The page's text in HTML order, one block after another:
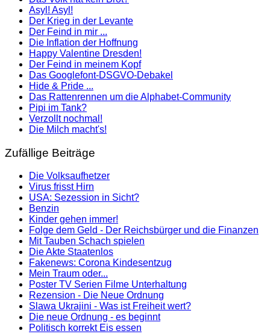
Asyl! Asyl!
Der Krieg in der Levante
Der Feind in mir ...
Die Inflation der Hoffnung
Happy Valentine Dresden!
Der Feind in meinem Kopf
Das Googlefont-DSGVO-Debakel
Hide & Pride ...
Das Rattenrennen um die Alphabet-Community
Pipi im Tank?
Verzollt nochmal!
Die Milch macht's!
Zufällige Beiträge
Die Volksaufhetzer
Virus frisst Hirn
USA: Sezession in Sicht?
Benzin
Kinder gehen immer!
Folge dem Geld - Der Reichsbürger und die Finanzen
Mit Tauben Schach spielen
Die Akte Staatenlos
Fakenews: Corona Kindesentzug
Mein Traum oder...
Poster TV Serien Filme Unterhaltung
Rezension - Die Neue Ordnung
Slawa Ukrajini - Was ist Freiheit wert?
Die neue Ordnung - es beginnt
Politisch korrekt Eis essen